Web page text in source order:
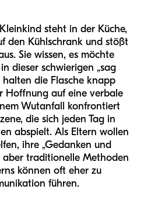
steht in der Küche,
den Kühlschrank und stößt
Sie wissen, es möchte
dieser schwierigen „sag
halten die Flasche knapp
Hoffnung auf eine verbale
Wutanfall konfrontiert
die sich jeden Tag in
abspielt. Als Eltern wollen
ihre „Gedanken und
aber traditionelle Methoden
können oft eher zu
führen.